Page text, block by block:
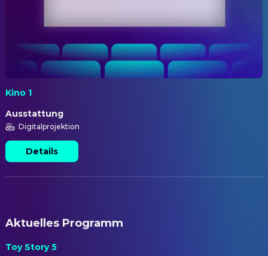
Kino 1
Ausstattung
Digitalprojektion
Details
Aktuelles Programm
Toy Story 5